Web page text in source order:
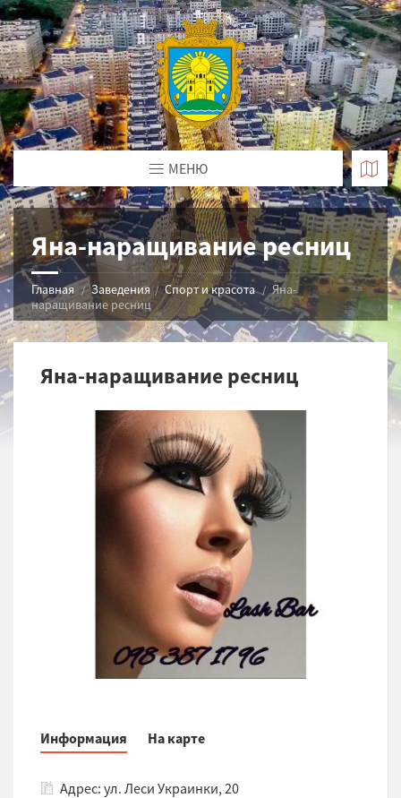
МЕНЮ
Яна-наращивание ресниц
Главная Заведения Спорт и красота
Яна-
наращивание ресниц
Яна-наращивание ресниц
Информация На карте
Адрес: ул. Леси Украинки, 20